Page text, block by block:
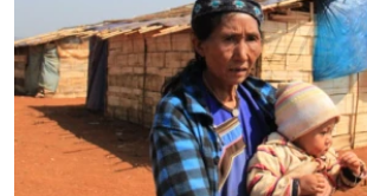
ပင်မ
အ
ညွန်း
စာမျက်နှာ
မကြေးမုံရဲ့ အင်္ဂလိပ်စာ
ရုပ်ရှင်ထဲက အင်္ဂလိပ်စာ
သုတပဒေသာ အင်္ဂလိပ်စာ
တီဗွီ
ရေဒီယိုနှင့်ရုပ်သံ အချက်အလက်များ
ရေဒီယို/တီဗွီအစီအစဉ်
Learning English
ဗွီအိုအေ လူမှုကွန်ယက်များ